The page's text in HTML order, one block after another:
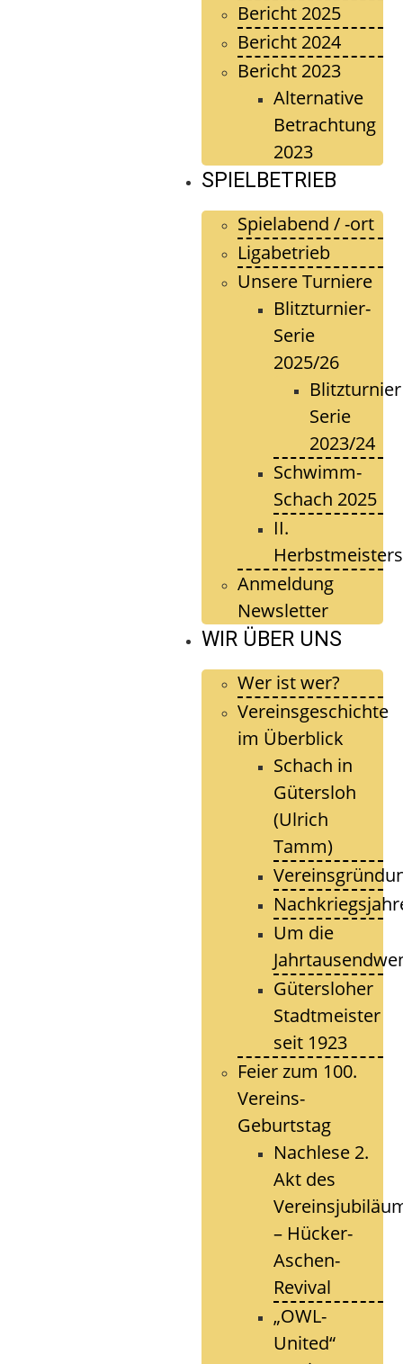
Bericht 2025
Bericht 2024
Bericht 2023
Alternative
Betrachtung
2023
SPIELBETRIEB
Spielabend / -ort
Ligabetrieb
Unsere Turniere
Blitzturnier-
Serie
2025/26
Blitzturnier
Serie
2023/24
Schwimm-
Schach 2025
II.
Anmeldung
Newsletter
WIR ÜBER UNS
Wer ist wer?
Vereinsgeschichte
im Überblick
Schach in
Gütersloh
(Ulrich
Tamm)
Um die
Gütersloher
Stadtmeister
seit 1923
Feier zum 100.
Vereins-
Geburtstag
Nachlese 2.
Akt des
– Hücker-
Aschen-
Revival
„OWL-
United“